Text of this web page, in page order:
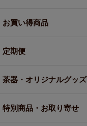
お買い得商品
定期便
茶器・オリジナルグッズ
特別商品・お取り寄せ